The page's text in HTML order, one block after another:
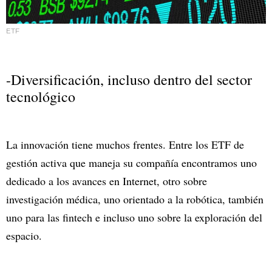
ETF
-Diversificación, incluso dentro del sector
tecnológico
La innovación tiene muchos frentes. Entre los ETF de
gestión activa que maneja su compañía encontramos uno
dedicado a los avances en Internet, otro sobre
investigación médica, uno orientado a la robótica, también
uno para las fintech e incluso uno sobre la exploración del
espacio.